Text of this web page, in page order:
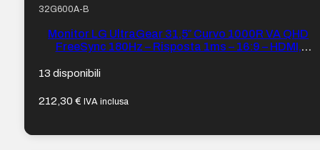
32G600A-B
Monitor LG UltraGear 31,5″ Curvo 1000R VA QHD
FreeSync 180Hz – Risposta 1ms – 16:9 – HDMI,
13 disponibili
212,30€ IVA inclusa